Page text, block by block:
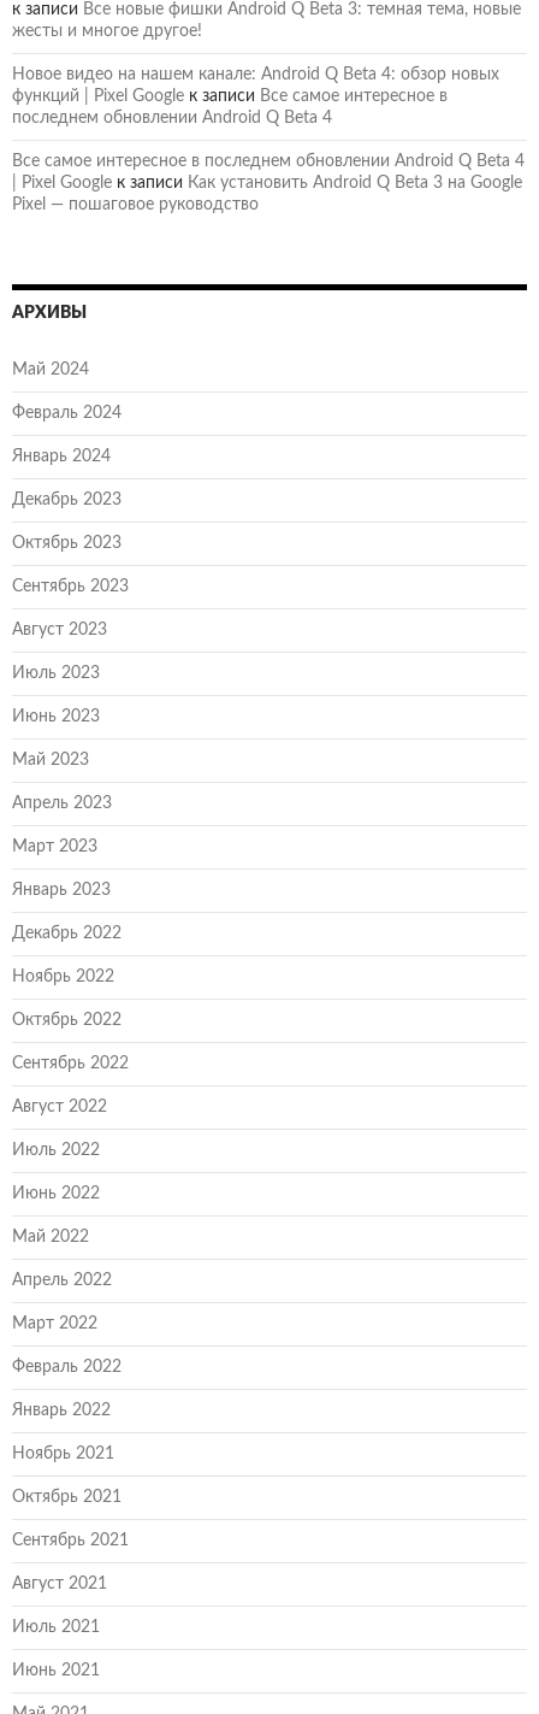
к записи Все новые фишки Android Q Beta 3: темная тема, новые
жесты и многое другое!
Новое видео на нашем канале: Android Q Beta 4: обзор новых
функций | Pixel Google к записи Все самое интересное в
последнем обновлении Android Q Beta 4
Все самое интересное в последнем обновлении Android Q Beta 4
| Pixel Google к записи Как установить Android Q Beta 3 на Google
Pixel — пошаговое руководство
АРХИВЫ
Май 2024
Февраль 2024
Январь 2024
Декабрь 2023
Октябрь 2023
Сентябрь 2023
Август 2023
Июль 2023
Июнь 2023
Май 2023
Апрель 2023
Март 2023
Январь 2023
Декабрь 2022
Ноябрь 2022
Октябрь 2022
Сентябрь 2022
Август 2022
Июль 2022
Июнь 2022
Май 2022
Апрель 2022
Март 2022
Февраль 2022
Январь 2022
Ноябрь 2021
Октябрь 2021
Сентябрь 2021
Август 2021
Июль 2021
Июнь 2021